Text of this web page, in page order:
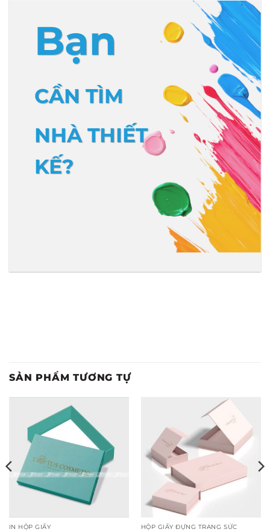
Bạn
CẦN TÌM
NHÀ THIẾT
KẾ?
SẢN PHẨM TƯƠNG TỰ
IN HỘP GIẤY HỘP GIẤY ĐỰNG TRANG SỨC